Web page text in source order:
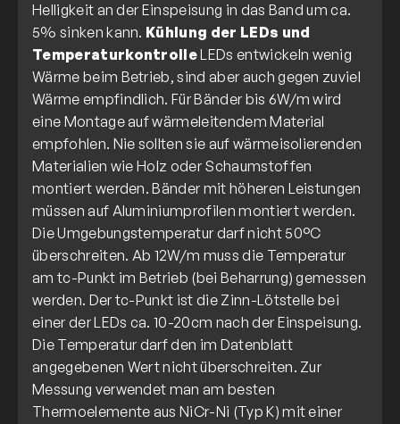
Helligkeit an der Einspeisung in das Band um ca.
5% sinken kann. Kühlung der LEDs und
TemperaturkontrolleLEDs entwickeln wenig
Wärme beim Betrieb, sind aber auch gegen zuviel
Wärme empfindlich. Für Bänder bis 6W/m wird
eine Montage auf wärmeleitendem Material
empfohlen. Nie sollten sie auf wärmeisolierenden
Materialien wie Holz oder Schaumstoffen
montiert werden. Bänder mit höheren Leistungen
müssen auf Aluminiumprofilen montiert werden.
Die Umgebungstemperatur darf nicht 50°C
überschreiten. Ab 12W/m muss die Temperatur
am tc-Punkt im Betrieb (bei Beharrung) gemessen
werden. Der tc-Punkt ist die Zinn-Lötstelle bei
einer der LEDs ca. 10-20cm nach der Einspeisung.
Die Temperatur darf den im Datenblatt
angegebenen Wert nicht überschreiten. Zur
Messung verwendet man am besten
Thermoelemente aus NiCr-Ni (Typ K) mit einer